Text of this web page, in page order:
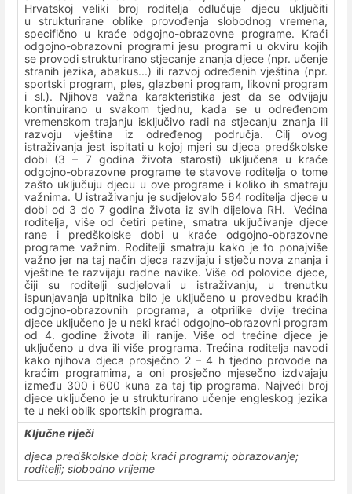
Hrvatskoj veliki broj roditelja odlučuje djecu uključiti
u strukturirane oblike provođenja slobodnog vremena,
specifično u kraće odgojno-obrazovne programe. Kraći
odgojno-obrazovni programi jesu programi u okviru kojih
se provodi strukturirano stjecanje znanja djece (npr. učenje
stranih jezika, abakus...) ili razvoj određenih vještina (npr.
sportski program, ples, glazbeni program, likovni program
i sl.). Njihova važna karakteristika jest da se odvijaju
kontinuirano u svakom tjednu, kada se u određenom
vremenskom trajanju isključivo radi na stjecanju znanja ili
razvoju vještina iz određenog područja. Cilj ovog
istraživanja jest ispitati u kojoj mjeri su djeca predškolske
dobi (3 – 7 godina života starosti) uključena u kraće
odgojno-obrazovne programe te stavove roditelja o tome
zašto uključuju djecu u ove programe i koliko ih smatraju
važnima. U istraživanju je sudjelovalo 564 roditelja djece u
dobi od 3 do 7 godina života iz svih dijelova RH. Većina
roditelja, više od četiri petine, smatra uključivanje djece
rane i predškolske dobi u kraće odgojno-obrazovne
programe važnim. Roditelji smatraju kako je to ponajviše
važno jer na taj način djeca razvijaju i stječu nova znanja i
vještine te razvijaju radne navike. Više od polovice djece,
čiji su roditelji sudjelovali u istraživanju, u trenutku
ispunjavanja upitnika bilo je uključeno u provedbu kraćih
odgojno-obrazovnih programa, a otprilike dvije trećina
djece uključeno je u neki kraći odgojno-obrazovni program
od 4. godine života ili ranije. Više od trećine djece je
uključeno u dva ili više programa. Trećina roditelja navodi
kako njihova djeca prosječno 2 – 4 h tjedno provode na
kraćim programima, a oni prosječno mjesečno izdvajaju
između 300 i 600 kuna za taj tip programa. Najveći broj
djece uključeno je u strukturirano učenje engleskog jezika
te u neki oblik sportskih programa.
Ključne riječi
djeca predškolske dobi; kraći programi; obrazovanje;
roditelji; slobodno vrijeme